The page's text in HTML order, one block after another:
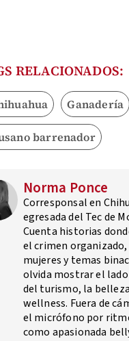
RELACIONADOS:
Ganadería
barrenador
Norma Ponce
Corresponsal en
egresada del Tec de
Cuenta historias
el crimen
mujeres y temas
olvida mostrar el
del turismo, la
wellness. Fuera de
el micrófono por
como apasionada